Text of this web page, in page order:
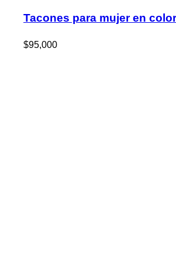
Tacones para mujer en
$95,000